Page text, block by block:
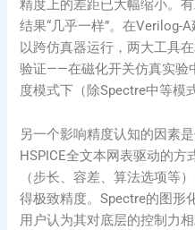
精度上的差距已大幅缩小。
结果“几乎一样”。在Verilog-
以跨仿真器运行，两大工具
验证——在磁化开关仿真实验
度模式下（除Spectre中等模
另一个影响精度认知的因素是
HSPICE全文本网表驱动的
（步长、容差、算法选项等
得极致精度。Spectre的图形
用户认为其对底层的控制力相